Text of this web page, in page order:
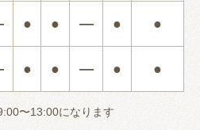
● ● ― ● ●
● ● ― ● ●
〜13:00になります